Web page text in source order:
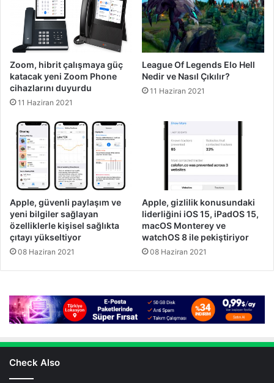
Zoom, hibrit çalışmaya güç
katacak yeni Zoom Phone
cihazlarını duyurdu
11 Haziran 2021
League Of Legends Elo Hell
Nedir ve Nasıl Çıkılır?
11 Haziran 2021
Apple, güvenli paylaşım ve
yeni bilgiler sağlayan
özelliklerle kişisel sağlıkta
çıtayı yükseltiyor
08 Haziran 2021
Apple, gizlilik konusundaki
liderliğini iOS 15, iPadOS 15,
macOS Monterey ve
watchOS 8 ile pekiştiriyor
08 Haziran 2021
Check Also